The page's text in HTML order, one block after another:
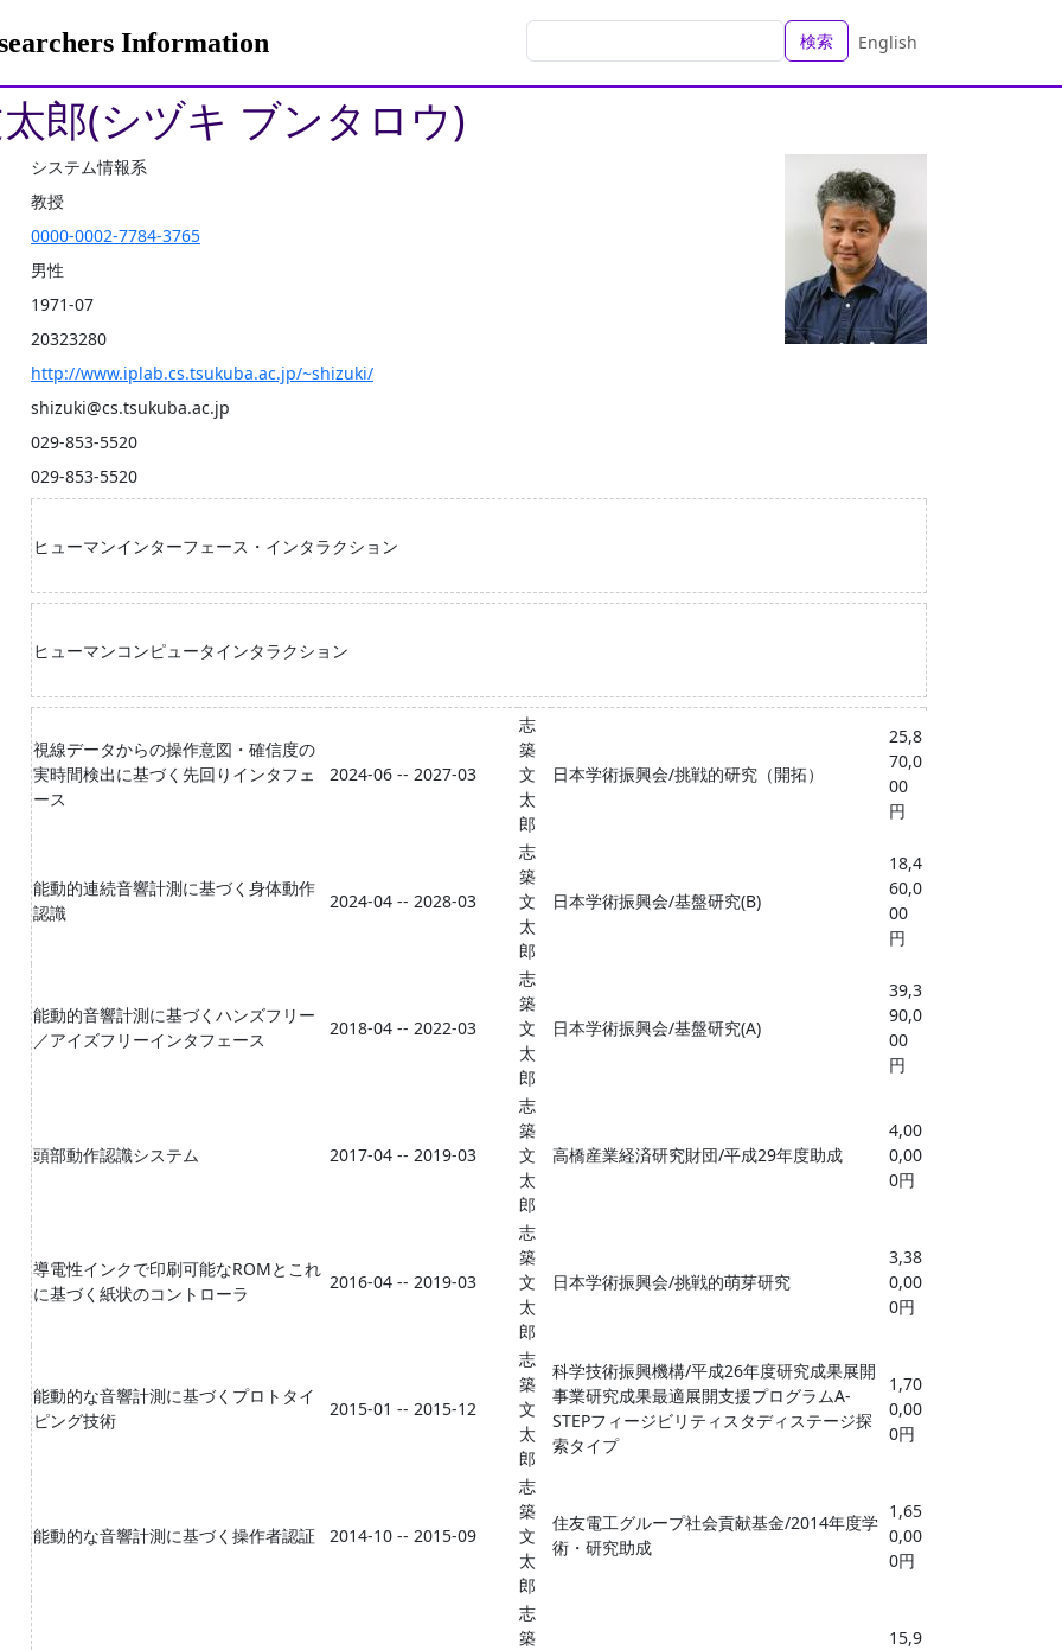
Information 検索 English
郎(シヅキ ブンタロウ)
システム情報系
教授
0000-0002-7784-3765
男性
1971-07
20323280
http://www.iplab.cs.tsukuba.ac.jp/~shizuki/
shizuki@cs.tsukuba.ac.jp
029-853-5520
029-853-5520
ヒューマンインターフェース・インタラクション
ヒューマンコンピュータインタラクション
視線データからの操作意図・確信度の
実時間検出に基づく先回りインタフェ
ース
2024-06 -- 2027-03
志
築
文
太
郎
日本学術振興会/挑戦的研究（開拓）
25,8
70,0
00
円
能動的連続音響計測に基づく身体動作
認識
2024-04 -- 2028-03
志
築
文
太
郎
日本学術振興会/基盤研究(B)
18,4
60,0
00
円
能動的音響計測に基づくハンズフリー
／アイズフリーインタフェース
2018-04 -- 2022-03
志
築
文
太
郎
日本学術振興会/基盤研究(A)
39,3
90,0
00
円
頭部動作認識システム 2017-04 -- 2019-03
志
築
文
太
郎
高橋産業経済研究財団/平成29年度助成
4,00
0,00
0円
導電性インクで印刷可能なROMとこれ
に基づく紙状のコントローラ
2016-04 -- 2019-03
志
築
文
太
郎
日本学術振興会/挑戦的萌芽研究
3,38
0,00
0円
能動的な音響計測に基づくプロトタイ
ピング技術
2015-01 -- 2015-12
志
築
文
太
郎
科学技術振興機構/平成26年度研究成果展開
事業研究成果最適展開支援プログラムA-
STEPフィージビリティスタディステージ探
索タイプ
1,70
0,00
0円
能動的な音響計測に基づく操作者認証 2014-10 -- 2015-09
志
築
文
太
郎
住友電工グループ社会貢献基金/2014年度学
術・研究助成
1,65
0,00
0円
志
築
15,9